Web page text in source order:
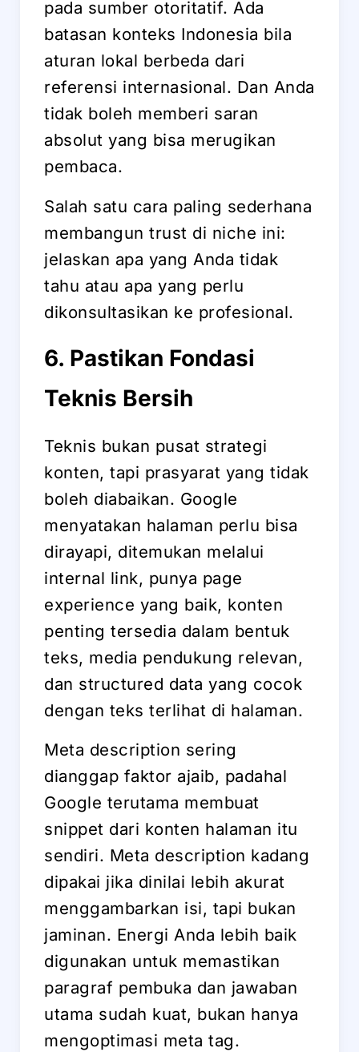
pada sumber otoritatif. Ada
batasan konteks Indonesia bila
aturan lokal berbeda dari
referensi internasional. Dan Anda
tidak boleh memberi saran
absolut yang bisa merugikan
pembaca.
Salah satu cara paling sederhana
membangun trust di niche ini:
jelaskan apa yang Anda tidak
tahu atau apa yang perlu
dikonsultasikan ke profesional.
6. Pastikan Fondasi
Teknis Bersih
Teknis bukan pusat strategi
konten, tapi prasyarat yang tidak
boleh diabaikan. Google
menyatakan halaman perlu bisa
dirayapi, ditemukan melalui
internal link, punya page
experience yang baik, konten
penting tersedia dalam bentuk
teks, media pendukung relevan,
dan structured data yang cocok
dengan teks terlihat di halaman.
Meta description sering
dianggap faktor ajaib, padahal
Google terutama membuat
snippet dari konten halaman itu
sendiri. Meta description kadang
dipakai jika dinilai lebih akurat
menggambarkan isi, tapi bukan
jaminan. Energi Anda lebih baik
digunakan untuk memastikan
paragraf pembuka dan jawaban
utama sudah kuat, bukan hanya
mengoptimasi meta tag.